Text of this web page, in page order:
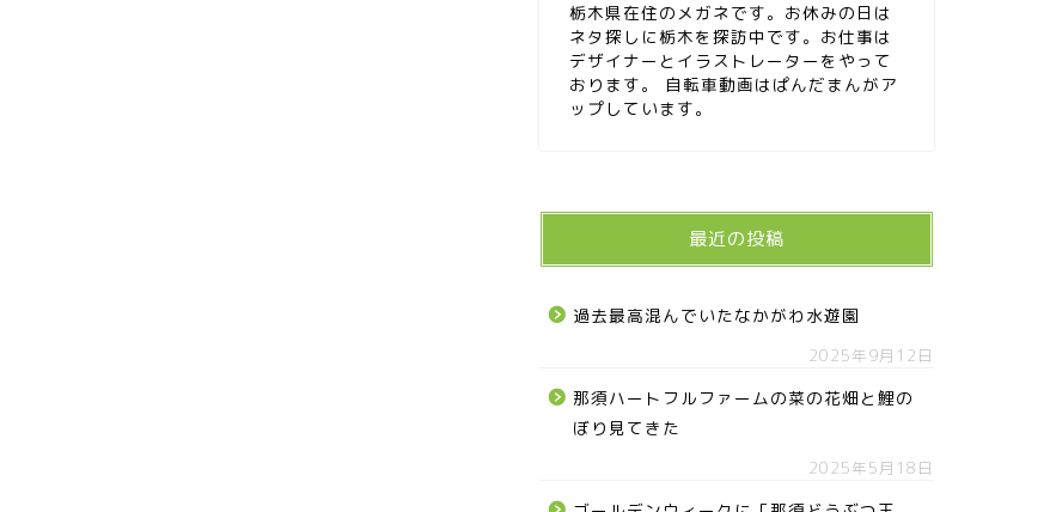
栃木県在住のメガネです。お休みの日は
ネタ探しに栃木を探訪中です。お仕事は
デザイナーとイラストレーターをやって
おります。 自転車動画はぱんだまんがア
ップしています。
最近の投稿
過去最高混んでいたなかがわ水遊園
2025年9月12日
那須ハートフルファームの菜の花畑と鯉の
ぼり見てきた
2025年5月18日